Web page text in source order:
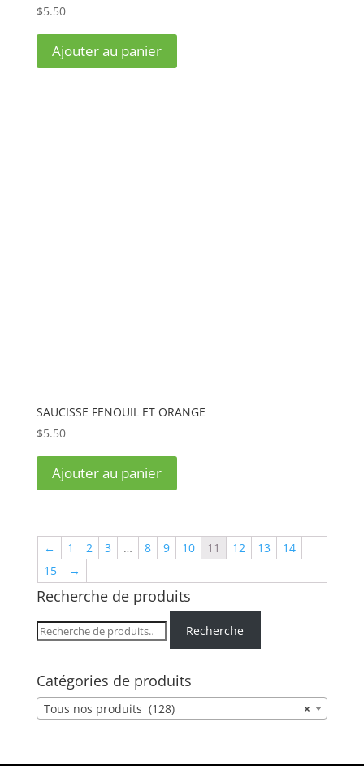
$5.50
Ajouter au panier
SAUCISSE FENOUIL ET ORANGE
$5.50
Ajouter au panier
← 1 2 3 … 8 9 10 11 12 13
14
15
→
Recherche de produits
Recherche
pour :
Recherche
Catégories de produits
×
Tous nos produits (128)